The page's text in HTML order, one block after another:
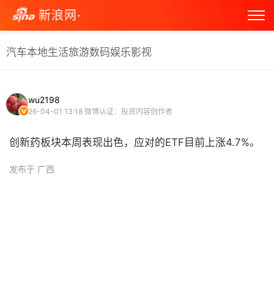
新浪网·
汽车本地生活旅游数码娱乐影视
wu2198
26-04-01 13:18 微博认证：投资内容创作者
创新药板块本周表现出色，应对的ETF目前上涨4.7%。 ​
发布于 广西